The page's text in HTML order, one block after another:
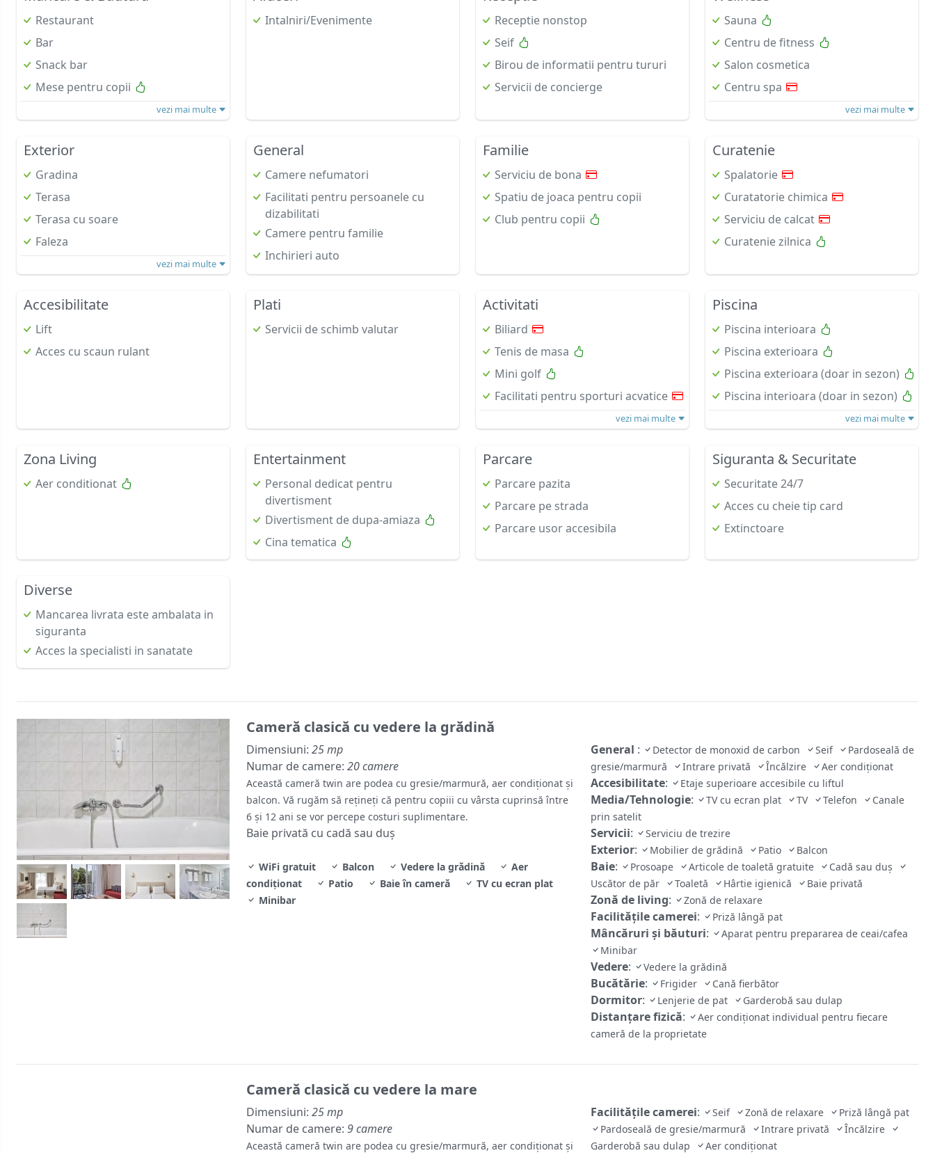
Restaurant
Bar
Snack bar
Mese pentru copii
vezi mai multe
Intalniri/Evenimente
Receptie nonstop
Seif
Birou de informatii pentru tururi
Servicii de concierge
Sauna
Centru de fitness
Salon cosmetica
Centru spa
vezi mai multe
Exterior
Gradina
Terasa
Terasa cu soare
Faleza
vezi mai multe
General
Camere nefumatori
Facilitati pentru persoanele cu
dizabilitati
Camere pentru familie
Inchirieri auto
Familie
Serviciu de bona
Spatiu de joaca pentru copii
Club pentru copii
Curatenie
Spalatorie
Curatatorie chimica
Serviciu de calcat
Curatenie zilnica
Accesibilitate
Lift
Acces cu scaun rulant
Plati
Servicii de schimb valutar
Activitati
Biliard
Tenis de masa
Mini golf
Facilitati pentru sporturi acvatice
vezi mai multe
Piscina
Piscina interioara
Piscina exterioara
Piscina exterioara (doar in sezon)
Piscina interioara (doar in sezon)
vezi mai multe
Zona Living
Aer conditionat
Entertainment
Personal dedicat pentru
divertisment
Divertisment de dupa-amiaza
Cina tematica
Parcare
Parcare pazita
Parcare pe strada
Parcare usor accesibila
Siguranta & Securitate
Securitate 24/7
Acces cu cheie tip card
Extinctoare
Diverse
Mancarea livrata este ambalata in
siguranta
Acces la specialisti in sanatate
Cameră clasică cu vedere la grădină
Dimensiuni: 25 mp
Numar de camere: 20 camere
Această cameră twin are podea cu gresie/marmură, aer condiționat și
balcon. Vă rugăm să reţineţi că pentru copiii cu vârsta cuprinsă între
6 și 12 ani se vor percepe costuri suplimentare.
Baie privată cu cadă sau duș
WiFi gratuit Balcon Vedere la grădină
Aer
condiţionat
Patio Baie în cameră
TV cu ecran plat
Minibar
General : Detector de monoxid de carbon Seif
Pardoseală de
gresie/marmură
Intrare privată Încălzire Aer condiţionat
Accesibilitate: Etaje superioare accesibile cu liftul
Media/Tehnologie: TV cu ecran plat TV Telefon
Canale
prin satelit
Servicii: Serviciu de trezire
Exterior: Mobilier de grădină Patio Balcon
Baie: Prosoape Articole de toaletă gratuite
Cadă sau duş
Uscător de păr
Toaletă Hârtie igienică Baie privată
Zonă de living: Zonă de relaxare
Facilităţile camerei: Priză lângă pat
Mâncăruri și băuturi:
Aparat pentru prepararea de ceai/cafea
Minibar
Vedere: Vedere la grădină
Bucătărie: Frigider Cană fierbător
Dormitor: Lenjerie de pat Garderobă sau dulap
Distanțare fizică:
Aer condiționat individual pentru fiecare
cameră de la proprietate
Cameră clasică cu vedere la mare
Dimensiuni: 25 mp
Numar de camere: 9 camere
Această cameră twin are podea cu gresie/marmură, aer condiționat și
Facilităţile camerei: Seif Zonă de relaxare
Priză lângă pat
Pardoseală de gresie/marmură
Intrare privată
Încălzire
Garderobă sau dulap
Aer condiţionat